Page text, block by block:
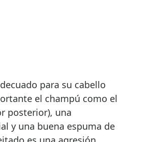
para su cabello
el champú como el
posterior), una
y una buena espuma de